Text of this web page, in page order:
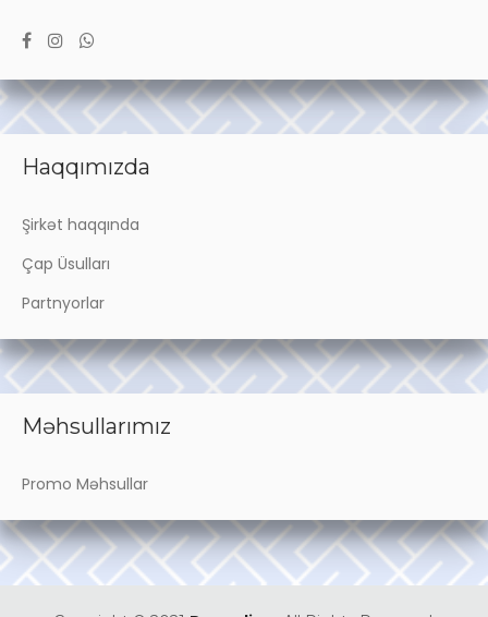
Haqqımızda
Şirkət haqqında
Çap Üsulları
Partnyorlar
Məhsullarımız
Promo Məhsullar